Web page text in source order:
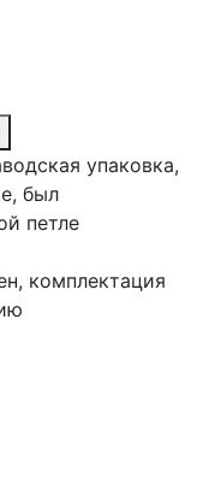
упаковка,
был
петле
комплектация